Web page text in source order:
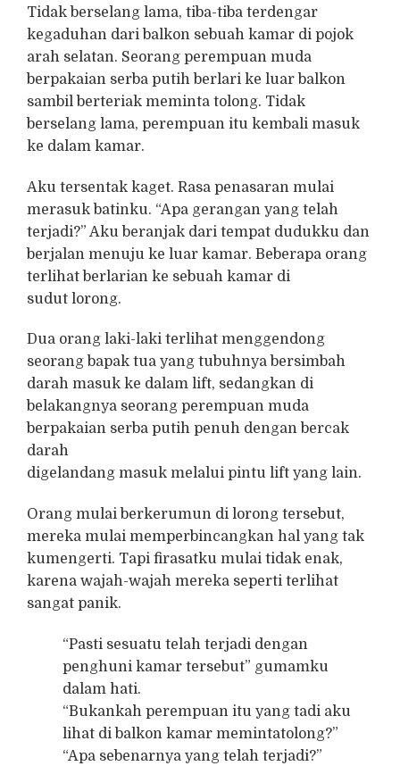
Tidak berselang lama, tiba-tiba terdengar
kegaduhan dari balkon sebuah kamar di pojok
arah selatan. Seorang perempuan muda
berpakaian serba putih berlari ke luar balkon
sambil berteriak meminta tolong. Tidak
berselang lama, perempuan itu kembali masuk
ke dalam kamar.
Aku tersentak kaget. Rasa penasaran mulai
merasuk batinku. “Apa gerangan yang telah
terjadi?” Aku beranjak dari tempat dudukku dan
berjalan menuju ke luar kamar. Beberapa orang
terlihat berlarian ke sebuah kamar di
sudut lorong.
Dua orang laki-laki terlihat menggendong
seorang bapak tua yang tubuhnya bersimbah
darah masuk ke dalam lift, sedangkan di
belakangnya seorang perempuan muda
berpakaian serba putih penuh dengan bercak
darah
digelandang masuk melalui pintu lift yang lain.
Orang mulai berkerumun di lorong tersebut,
mereka mulai memperbincangkan hal yang tak
kumengerti. Tapi firasatku mulai tidak enak,
karena wajah-wajah mereka seperti terlihat
sangat panik.
“Pasti sesuatu telah terjadi dengan
penghuni kamar tersebut” gumamku
dalam hati.
“Bukankah perempuan itu yang tadi aku
lihat di balkon kamar memintatolong?”
“Apa sebenarnya yang telah terjadi?”